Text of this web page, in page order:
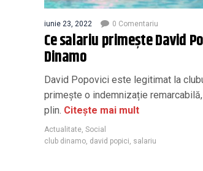
iunie 23, 2022 0 Comentariu
Ce salariu primește David
Dinamo
David Popovici este legitimat la
primește o indemnizație
plin. Citește mai mult
Actualitate Social
club dinamo david popici salariu